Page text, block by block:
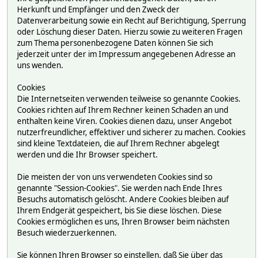
Herkunft und Empfänger und den Zweck der
Datenverarbeitung sowie ein Recht auf Berichtigung, Sperrung
oder Löschung dieser Daten. Hierzu sowie zu weiteren Fragen
zum Thema personenbezogene Daten können Sie sich
jederzeit unter der im Impressum angegebenen Adresse an
uns wenden.
Cookies
Die Internetseiten verwenden teilweise so genannte Cookies.
Cookies richten auf Ihrem Rechner keinen Schaden an und
enthalten keine Viren. Cookies dienen dazu, unser Angebot
nutzerfreundlicher, effektiver und sicherer zu machen. Cookies
sind kleine Textdateien, die auf Ihrem Rechner abgelegt
werden und die Ihr Browser speichert.
Die meisten der von uns verwendeten Cookies sind so
genannte "Session-Cookies". Sie werden nach Ende Ihres
Besuchs automatisch gelöscht. Andere Cookies bleiben auf
Ihrem Endgerät gespeichert, bis Sie diese löschen. Diese
Cookies ermöglichen es uns, Ihren Browser beim nächsten
Besuch wiederzuerkennen.
Sie können Ihren Browser so einstellen, daß Sie über das